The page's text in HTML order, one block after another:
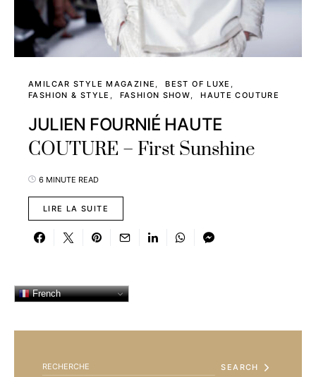
AMILCAR STYLE MAGAZINE
BEST OF LUXE
FASHION & STYLE
FASHION SHOW HAUTE COUTURE
JULIEN FOURNIÉ HAUTE
COUTURE – First Sunshine
6 MINUTE READ
LIRE LA SUITE
French
SEARCH